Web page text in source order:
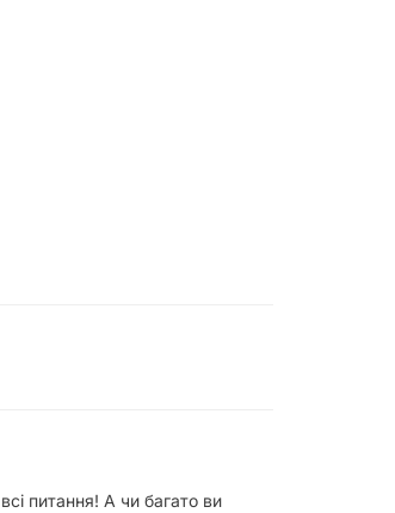
питання! А чи багато ви